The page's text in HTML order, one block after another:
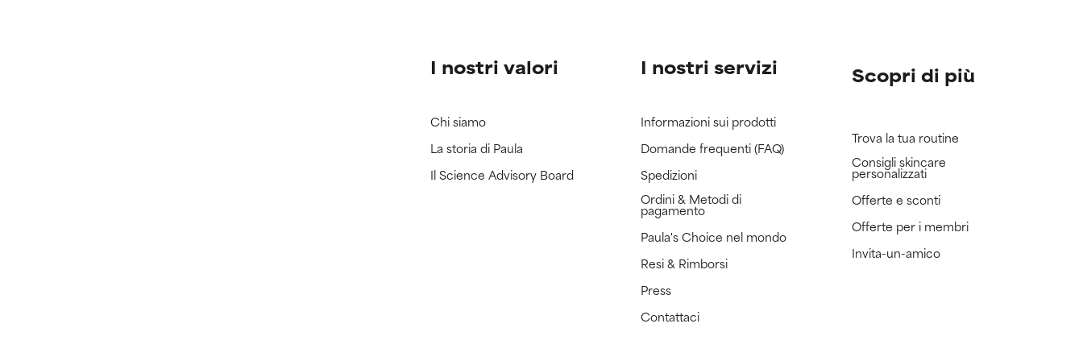
I nostri valori
Chi siamo
La storia di Paula
Il Science Advisory Board
I nostri servizi
Informazioni sui prodotti
Domande frequenti (FAQ)
Spedizioni
Ordini & Metodi di
pagamento
Paula's Choice nel mondo
Resi & Rimborsi
Press
Contattaci
Scopri di più
Trova la tua routine
Consigli skincare
personalizzati
Offerte e sconti
Offerte per i membri
Invita-un-amico